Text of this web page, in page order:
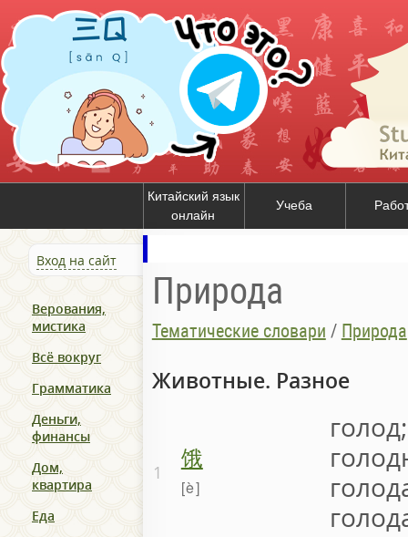
Китайский язык
онлайн
Учеба
Вход на сайт
Верования,
мистика
Всё вокруг
Грамматика
Деньги,
финансы
Дом,
квартира
Еда
Природа
Тематические словари / Природа
Животные. Разное
1 饿
è